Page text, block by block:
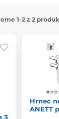
1-2 z 2
3
Hrnec
ANETT